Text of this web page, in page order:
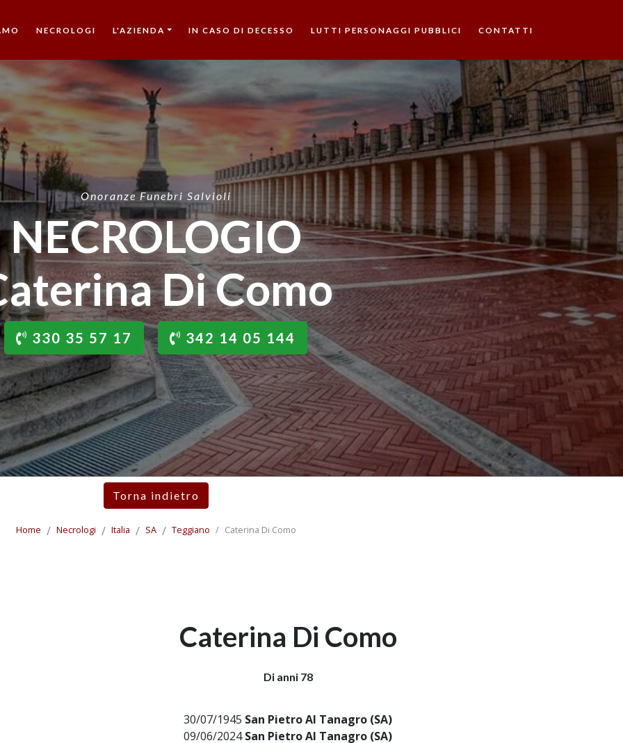
NECROLOGI L'AZIENDA IN CASO DI DECESSO LUTTI PERSONAGGI PUBBLICI CONTATTI
Onoranze Funebri Salvioli
NECROLOGIO
Di Como
330 35 57 17 342 14 05 144
Torna indietro
Home Necrologi Italia SA Teggiano Caterina Di Como
Caterina Di Como
Di anni 78
30/07/1945 San Pietro Al Tanagro (SA)
09/06/2024San Pietro Al Tanagro (SA)